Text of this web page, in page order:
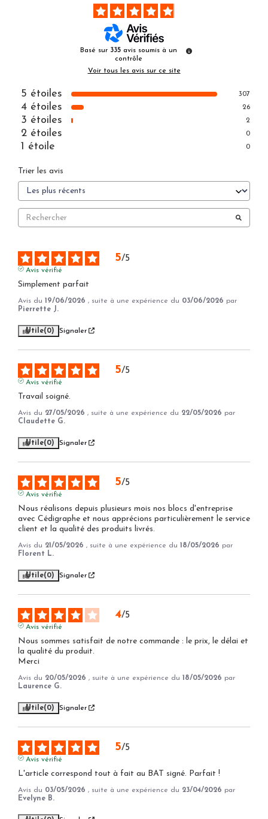
Basé sur 335 avis soumis à un
contrôle
Voir tous les avis sur ce site
5 étoiles 307
4 étoiles 26
3 étoiles 2
2 étoiles 0
1 étoile 0
Trier les avis
5/5
Avis vérifié
Simplement parfait
Avis du 19/06/2026 , suite à une expérience du 03/06/2026 par
Pierrette J.
Utile(0) Signaler
5/5
Avis vérifié
Travail soigné.
Avis du 27/05/2026 , suite à une expérience du 22/05/2026 par
Claudette G.
Utile(0) Signaler
5/5
Avis vérifié
Nous réalisons depuis plusieurs mois nos blocs d'entreprise
avec Cédigraphe et nous apprécions particulièrement le service
client et la qualité des produits livrés.
Avis du 21/05/2026 , suite à une expérience du 18/05/2026 par
Florent L.
Utile(0) Signaler
4/5
Avis vérifié
Nous sommes satisfait de notre commande : le prix, le délai et
la qualité du produit.
Merci
Avis du 20/05/2026 , suite à une expérience du 18/05/2026 par
Laurence G.
Utile(0) Signaler
5/5
Avis vérifié
L'article correspond tout à fait au BAT signé. Parfait !
Avis du 03/05/2026 , suite à une expérience du 23/04/2026 par
Evelyne B.